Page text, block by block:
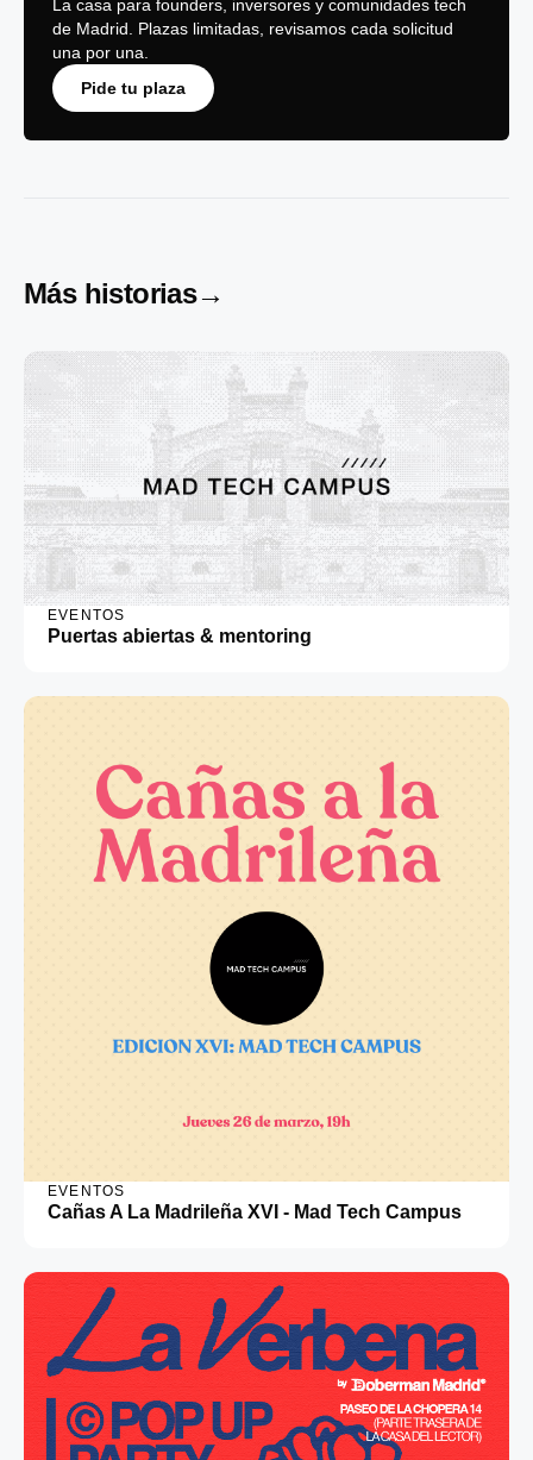
La casa para founders, inversores y comunidades tech
de Madrid. Plazas limitadas, revisamos cada solicitud
una por una.
Pide tu plaza
Más historias→
EVENTOS
Puertas abiertas & mentoring
EVENTOS
Cañas A La Madrileña XVI - Mad Tech Campus